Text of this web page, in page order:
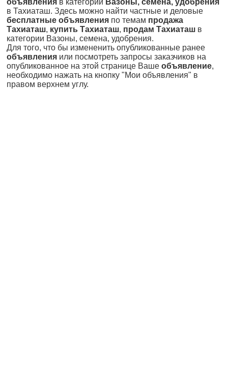
объявления в категории Вазоны, семена, удобрения
в Тахиаташ. Здесь можно найти частные и деловые
бесплатные объявления по темам продажа
Тахиаташ, купить Тахиаташ, продам Тахиаташ в
категории Вазоны, семена, удобрения.
Для того, что бы измененить опубликованные ранее
объявления или посмотреть запросы заказчиков на
опубликованное на этой странице Ваше объявление,
необходимо нажать на кнопку "Мои объявления" в
правом верхнем углу.